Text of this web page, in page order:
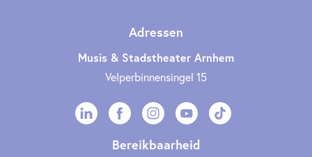
Adressen
Musis & Stadstheater Arnhem
Velperbinnensingel 15
Bereikbaarheid